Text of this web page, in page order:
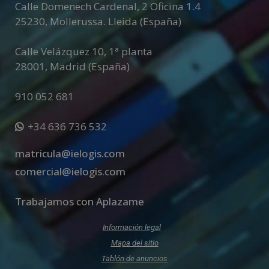
Calle Domenech Cardenal, 2 Oficina 1.4
25230, Mollerussa. Lleida (España)
Calle Velázquez 10, 1ª planta
28001 , Madrid (España)
910 052 681
+34 636 736 532
matricula@ielogis.com
comercial@ielogis.com
Trabajamos con Aplazame
Información legal
Mapa del sitio
Tablón de anuncios